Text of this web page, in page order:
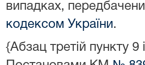
випадках,
кодексом України.
{Абзац третій пункту 9